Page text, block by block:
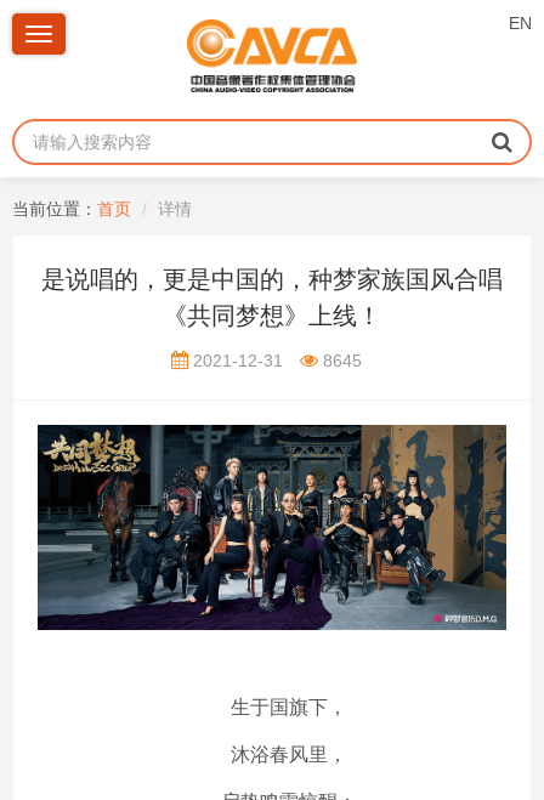
EN
Toggle
当前位置： 首页 详情
是说唱的，更是中国的，种梦家族国风合唱
《共同梦想》上线！
2021-12-31 8645
生于国旗下，
沐浴春风里，